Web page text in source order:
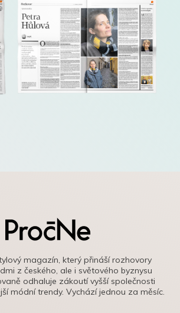
magazín, který přináší rozhovory
z českého, ale i světového byznysu
odhaluje zákoutí vyšší společnosti
módní trendy. Vychází jednou za měsíc.